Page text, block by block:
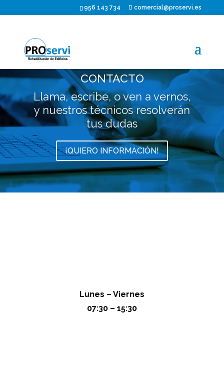
956 143 734 comercial@proservi.es
CONTACTO
Llama, escribe, o ven a vernos,
y nuestros técnicos resolverán
tus dudas
¡QUIERO INFORMACIÓN!
Lunes – Viernes
07:30 – 15:30